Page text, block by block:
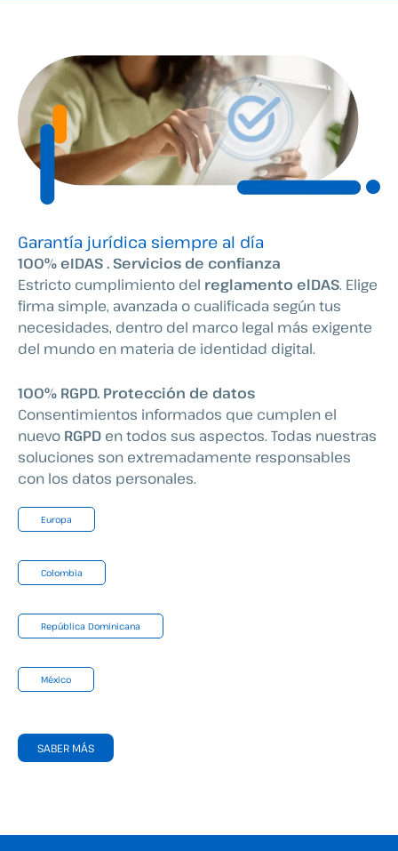
Garantía jurídica siempre al día
100% eIDAS . Servicios de confianza
Estricto cumplimiento del reglamento elDAS. Elige
firma simple, avanzada o cualificada según tus
necesidades, dentro del marco legal más exigente
del mundo en materia de identidad digital.
100% RGPD. Protección de datos
Consentimientos informados que cumplen el
nuevo RGPD en todos sus aspectos. Todas nuestras
soluciones son extremadamente responsables
con los datos personales.
Europa
Colombia
República Dominicana
México
SABER MÁS